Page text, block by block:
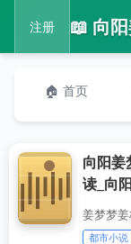
注册
🏠 首页
向阳姜
读_向
姜梦梦
都市小说